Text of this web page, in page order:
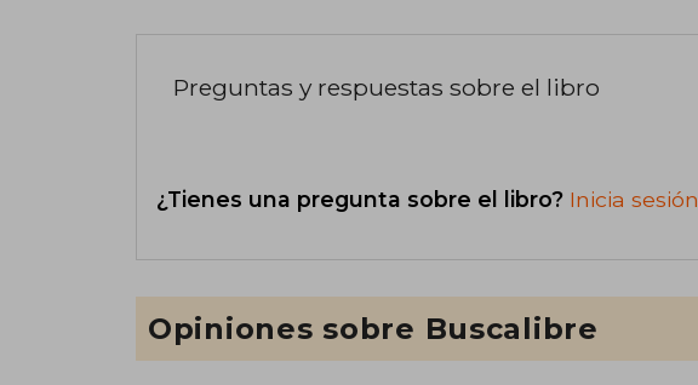
Preguntas y respuestas sobre el libro
¿Tienes una pregunta sobre el libro? Inicia sesión
Opiniones sobre Buscalibre